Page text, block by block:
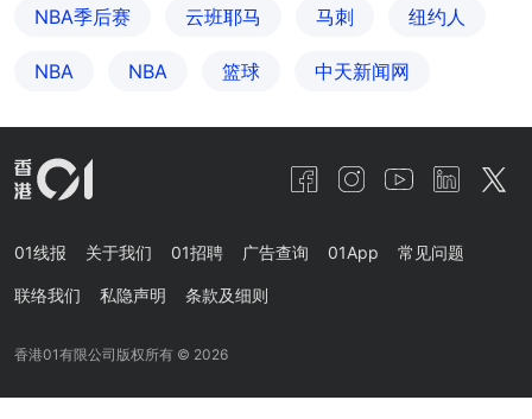
NBA季后赛 云班耶马 马刺 纽约人
NBA NBA 篮球 中天新闻网
01线报 关于我们 01招聘 广告查询 01App 常见问题
联络我们 私隐声明 条款及细则
香港01有限公司版权所有 © 2026